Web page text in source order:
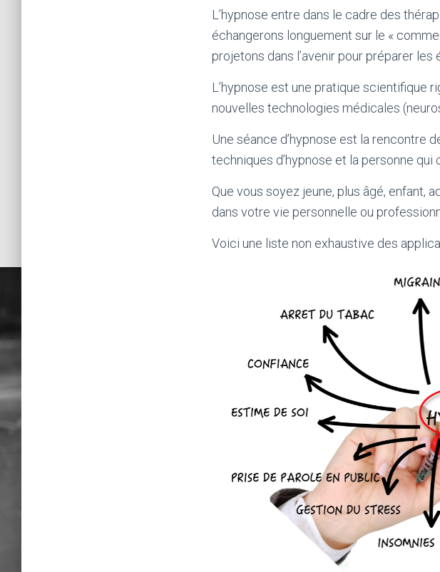
L’hypnose entre dans le cadre des
échangerons longuement sur le «
projetons dans l’avenir pour préparer
L’hypnose est une pratique scientifique
nouvelles technologies médicales
Une séance d’hypnose est la rencontre
techniques d’hypnose et la personne
Que vous soyez jeune, plus âgé, enfant,
dans votre vie personnelle ou
Voici une liste non exhaustive des